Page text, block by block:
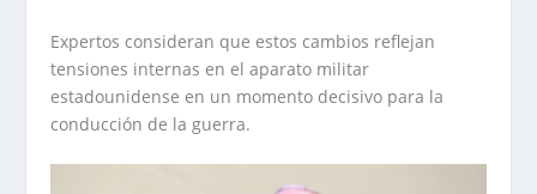
Expertos consideran que estos cambios reflejan
tensiones internas en el aparato militar
estadounidense en un momento decisivo para la
conducción de la guerra.